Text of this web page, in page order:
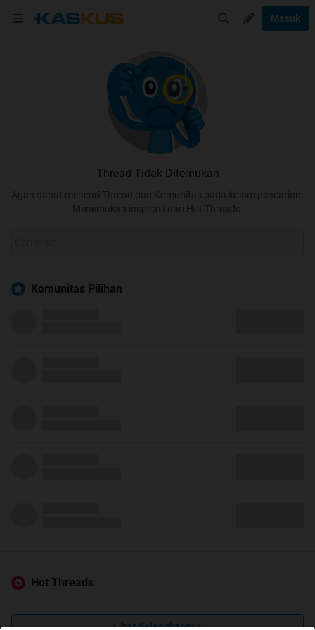
Masuk
Thread Tidak Ditemukan
Agan dapat mencari Thread dan Komunitas pada kolom pencarian.
Menemukan inspirasi dari Hot Threads.
Komunitas Pilihan
Hot Threads
Lihat Selengkapnya